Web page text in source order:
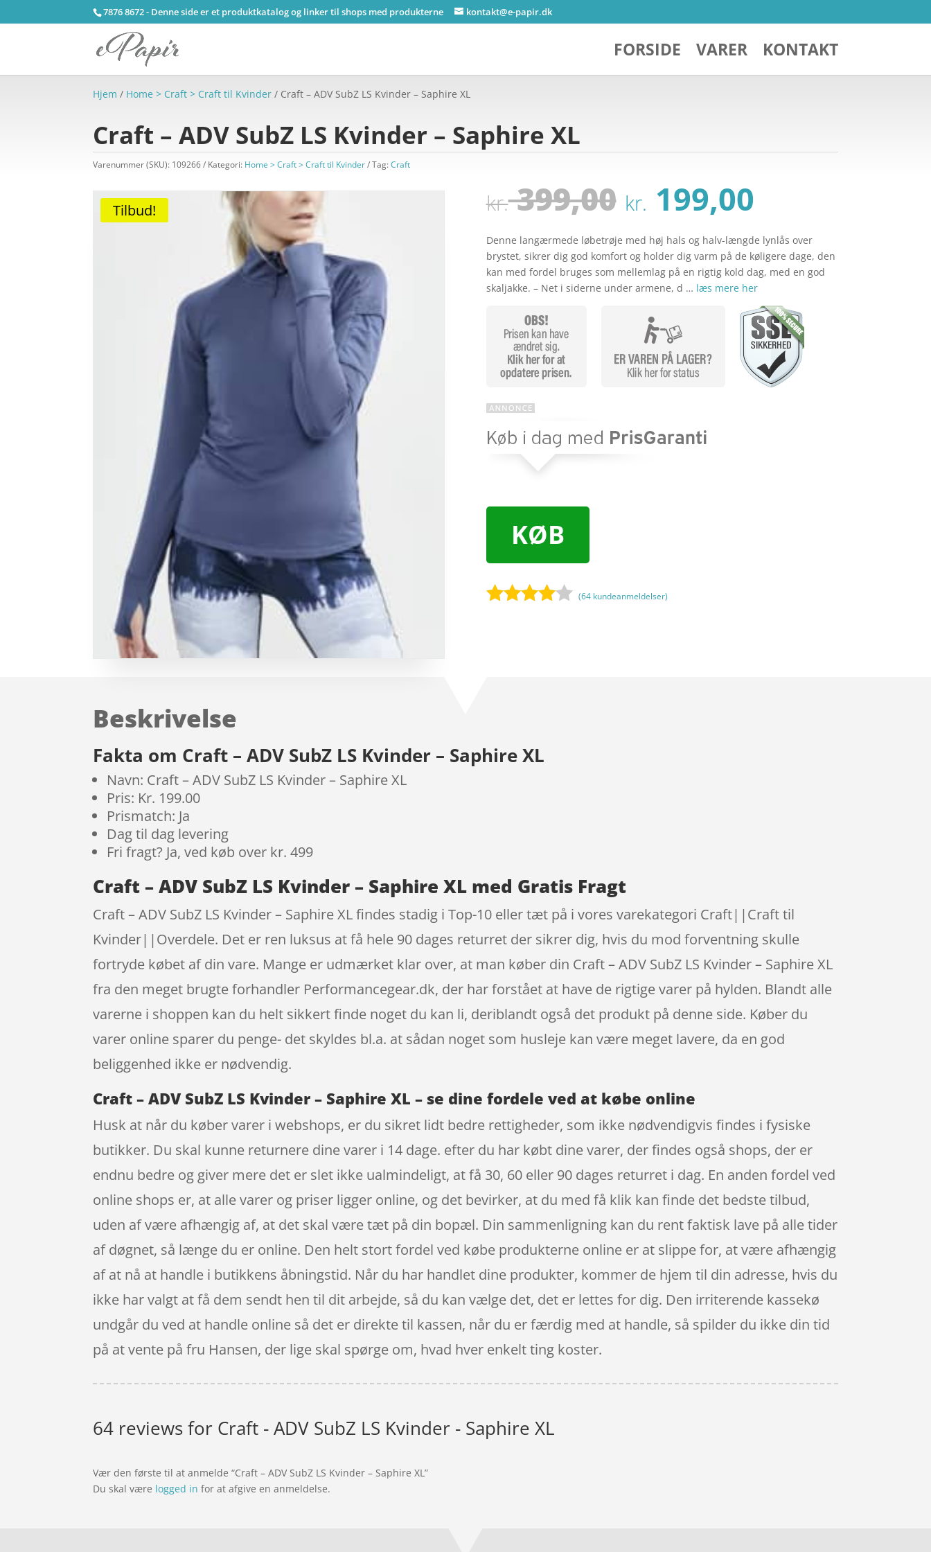
7876 8672 - Denne side er et produktkatalog og linker til shops med produkterne kontakt@e-papir.dk
FORSIDE VARER KONTAKT
Hjem / Home > Craft > Craft til Kvinder / Craft – ADV SubZ LS Kvinder – Saphire XL
Craft – ADV SubZ LS Kvinder – Saphire XL
Varenummer (SKU): 109266 Kategori: Home > Craft > Craft til Kvinder Tag:Craft
Tilbud! kr.399,00 Den
oprindelige
pris
var:
kr. 399,00.
kr. 199,00
pris
er:
kr. 199,00.
Denne langærmede løbetrøje med høj hals og halv-længde lynlås over
brystet, sikrer dig god komfort og holder dig varm på de køligere dage, den
kan med fordel bruges som mellemlag på en rigtig kold dag, med en god
skaljakke. – Net i siderne under armene, d … læs mere her
KØB
(64 kundeanmeldelser)
Beskrivelse
Fakta om Craft – ADV SubZ LS Kvinder – Saphire XL
Navn: Craft – ADV SubZ LS Kvinder – Saphire XL
Pris: Kr. 199.00
Prismatch: Ja
Dag til dag levering
Fri fragt? Ja, ved køb over kr. 499
Craft – ADV SubZ LS Kvinder – Saphire XL med Gratis Fragt
Craft – ADV SubZ LS Kvinder – Saphire XL findes stadig i Top-10 eller tæt på i vores varekategori Craft||Craft til
Kvinder||Overdele. Det er ren luksus at få hele 90 dages returret der sikrer dig, hvis du mod forventning skulle
fortryde købet af din vare. Mange er udmærket klar over, at man køber din Craft – ADV SubZ LS Kvinder – Saphire XL
fra den meget brugte forhandler Performancegear.dk, der har forstået at have de rigtige varer på hylden. Blandt alle
varerne i shoppen kan du helt sikkert finde noget du kan li, deriblandt også det produkt på denne side. Køber du
varer online sparer du penge- det skyldes bl.a. at sådan noget som husleje kan være meget lavere, da en god
beliggenhed ikke er nødvendig.
Craft – ADV SubZ LS Kvinder – Saphire XL – se dine fordele ved at købe online
Husk at når du køber varer i webshops, er du sikret lidt bedre rettigheder, som ikke nødvendigvis findes i fysiske
butikker. Du skal kunne returnere dine varer i 14 dage. efter du har købt dine varer, der findes også shops, der er
endnu bedre og giver mere det er slet ikke ualmindeligt, at få 30, 60 eller 90 dages returret i dag. En anden fordel ved
online shops er, at alle varer og priser ligger online, og det bevirker, at du med få klik kan finde det bedste tilbud,
uden af være afhængig af, at det skal være tæt på din bopæl. Din sammenligning kan du rent faktisk lave på alle tider
af døgnet, så længe du er online. Den helt stort fordel ved købe produkterne online er at slippe for, at være afhængig
af at nå at handle i butikkens åbningstid. Når du har handlet dine produkter, kommer de hjem til din adresse, hvis du
ikke har valgt at få dem sendt hen til dit arbejde, så du kan vælge det, det er lettes for dig. Den irriterende kassekø
undgår du ved at handle online så det er direkte til kassen, når du er færdig med at handle, så spilder du ikke din tid
på at vente på fru Hansen, der lige skal spørge om, hvad hver enkelt ting koster.
64 reviews for Craft - ADV SubZ LS Kvinder - Saphire XL
Vær den første til at anmelde “Craft – ADV SubZ LS Kvinder – Saphire XL”
Du skal være logged in for at afgive en anmeldelse.